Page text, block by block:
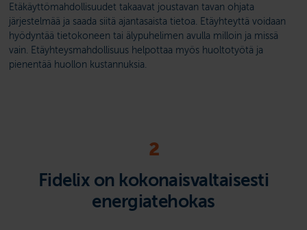
Etäkäyttömahdollisuudet takaavat joustavan tavan ohjata
järjestelmää ja saada siitä ajantasaista tietoa. Etäyhteyttä voidaan
hyödyntää tietokoneen tai älypuhelimen avulla milloin ja missä
vain. Etäyhteysmahdollisuus helpottaa myös huoltotyötä ja
pienentää huollon kustannuksia.
2
Fidelix on kokonaisvaltaisesti
energiatehokas